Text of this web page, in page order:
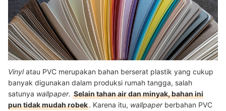
Vinylatau PVC merupakan bahan berserat plastik yang cukup
banyak digunakan dalam produksi rumah tangga, salah
satunya wallpaper. Selain tahan air dan minyak, bahan ini
pun tidak mudah robek. Karena itu, wallpaper berbahan PVC